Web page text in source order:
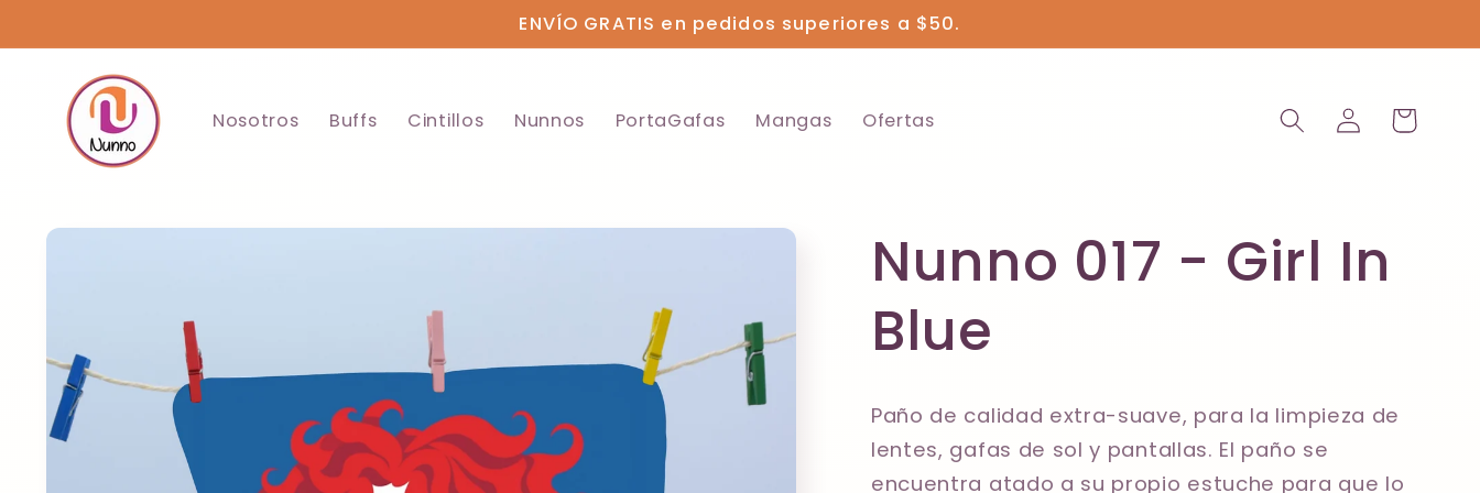
al contenido
ENVÍO GRATIS en pedidos superiores a $50.
Nosotros Buffs Cintillos Nunnos PortaGafas Mangas Ofertas
Iniciar
sesión
Carrito
directamente
Nunno 017 - Girl In
Blue
Paño de calidad extra-suave, para la limpieza de
lentes, gafas de sol y pantallas. El paño se
encuentra atado a su propio estuche para que lo